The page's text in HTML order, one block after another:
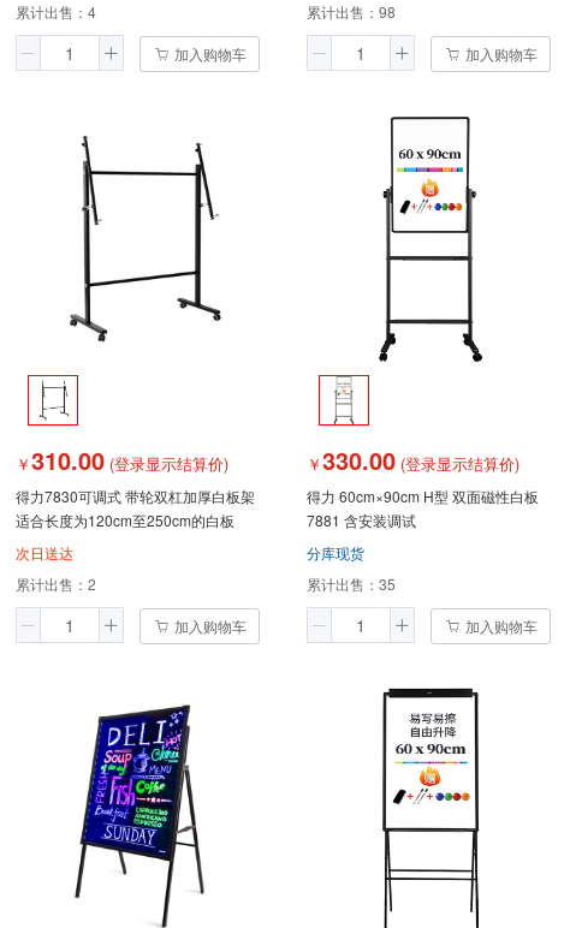
累计出售： 4
加入购物车
累计出售： 98
加入购物车
￥310.00 (登录显示结算价)
得力7830可调式 带轮双杠加厚白板架
适合长度为120cm至250cm的白板
次日送达
累计出售： 2
加入购物车
￥330.00 (登录显示结算价)
得力 60cm×90cm H型 双面磁性白板
7881 含安装调试
分库现货
累计出售： 35
加入购物车